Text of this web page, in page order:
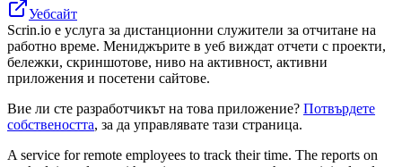
Уебсайт
Scrin.io е услуга за дистанционни служители за отчитане на
работно време. Мениджърите в уеб виждат отчети с проекти,
бележки, скриншотове, ниво на активност, активни
приложения и посетени сайтове.
Вие ли сте разработчикът на това приложение? Потвърдете
собствеността, за да управлявате тази страница.
A service for remote employees to track their time. The reports on